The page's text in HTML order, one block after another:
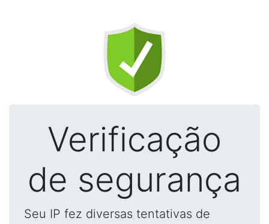
Verificação
de segurança
Seu IP fez diversas tentativas de